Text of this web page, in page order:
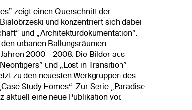
zeigt einen Querschnitt der
und konzentriert sich dabei
und „Architekturdokumentation“.
urbanen Ballungsräumen
2000 – 2008. Die Bilder aus
und „Lost in Transition”
zu den neuesten Werkgruppen des
Study Homes“. Zur Serie „Paradise
aktuell eine neue Publikation vor.